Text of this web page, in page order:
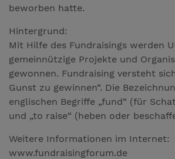
beworben hatte.
Hintergrund:
Mit Hilfe des Fundraisings werden
gemeinnützige Projekte und
gewonnen. Fundraising versteht
Gunst zu gewinnen“. Die
englischen Begriffe „fund“ (für
und „to raise“ (heben oder
Weitere Informationen im Internet:
www.fundraisingforum.de